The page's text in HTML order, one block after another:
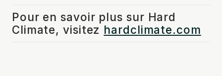
Pour en savoir plus sur Hard
Climate, visitez hardclimate.com